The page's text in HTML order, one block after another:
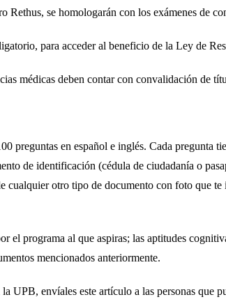
Rethus, se homologarán con los exámenes de
para acceder al beneficio de la Ley de
médicas deben contar con convalidación de
preguntas en español e inglés. Cada pregunta
de identificación (cédula de ciudadanía o
otro tipo de documento con foto que
programa al que aspiras; las aptitudes
mencionados anteriormente.
UPB, envíales este artículo a las personas que